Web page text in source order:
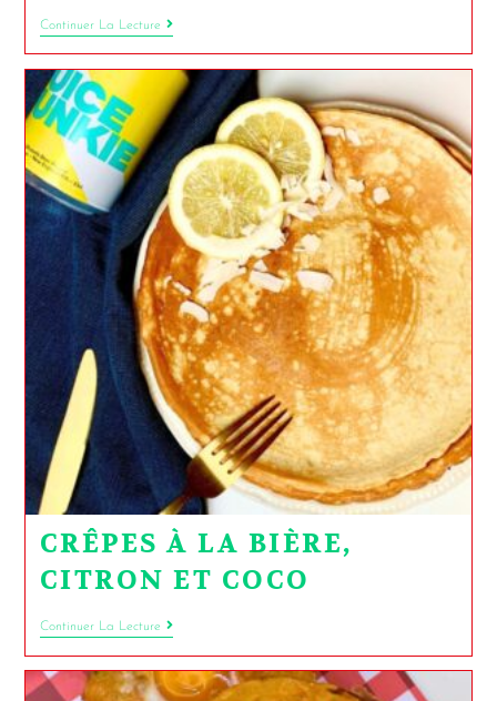
Continuer La Lecture
CRÊPES À LA BIÈRE,
CITRON ET COCO
Continuer La Lecture